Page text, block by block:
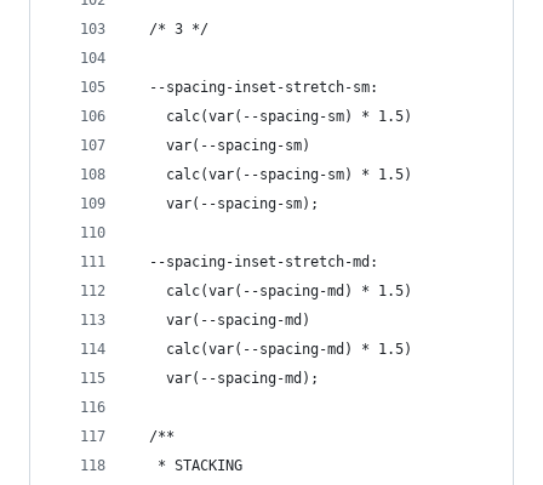
  /* 3 */
  --spacing-inset-stretch-sm:
    calc(var(--spacing-sm) * 1.5)
    var(--spacing-sm)
    calc(var(--spacing-sm) * 1.5)
    var(--spacing-sm);
  --spacing-inset-stretch-md:
    calc(var(--spacing-md) * 1.5)
    var(--spacing-md)
    calc(var(--spacing-md) * 1.5)
    var(--spacing-md);
  /**
   * STACKING